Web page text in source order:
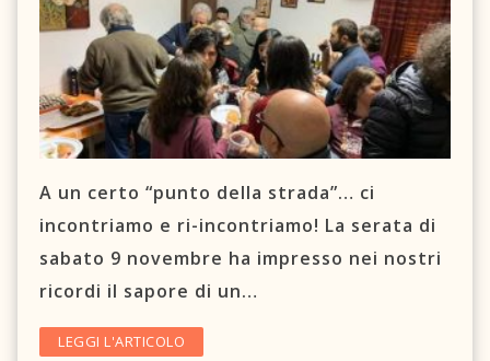
A un certo “punto della strada”… ci
incontriamo e ri-incontriamo! La serata di
sabato 9 novembre ha impresso nei nostri
ricordi il sapore di un…
LEGGI L'ARTICOLO